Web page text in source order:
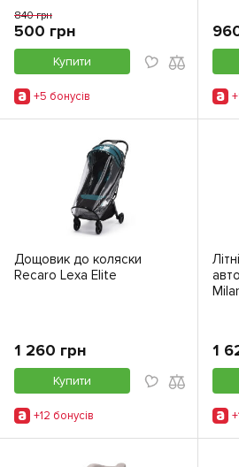
840 грн
500 грн
Купити
+5 бонусiв
Дощовик до коляски
Recaro Lexa Elite
1 260 грн
Купити
+12 бонусiв
1